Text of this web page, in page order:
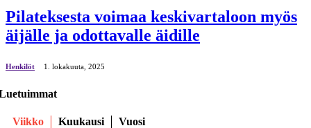
Pilateksesta voimaa keskivartaloon myös
äijälle ja odottavalle äidille
Henkilöt 1. lokakuuta, 2025
Viikko Kuukausi Vuosi